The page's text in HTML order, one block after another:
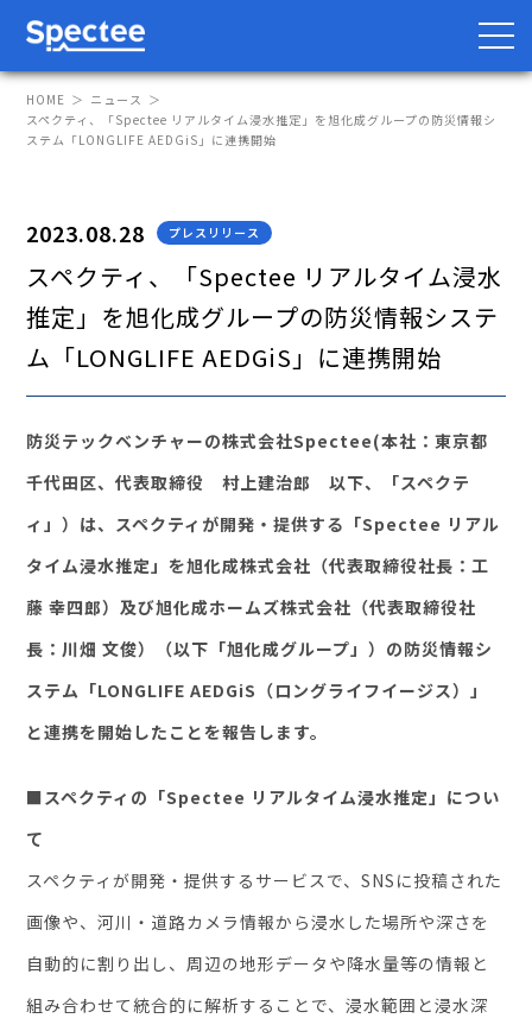
サービス
Spectee Pro
Spectee SCR
スマートリスク管理
レポート
セミナー・イベント
企業情報
経営チーム
会社概要
パートナー
採用情報
お問い合わせ
HOME
ニュース
スペクティ、「Spectee リアルタイム浸水推定」を旭化成グループの防災情報シ
ステム「LONGLIFE AEDGiS」に連携開始
2023.08.28 プレスリリース
スペクティ、「Spectee リアルタイム浸水
推定」を旭化成グループの防災情報システ
ム「LONGLIFE AEDGiS」に連携開始
防災テックベンチャーの株式会社Spectee(本社：東京都
千代⽥区、代表取締役 村上建治郎 以下、「スペクテ
ィ」）は、スペクティが開発・提供する「Spectee リアル
タイム浸水推定」を旭化成株式会社（代表取締役社長：工
藤 幸四郎）及び旭化成ホームズ株式会社（代表取締役社
長：川畑 文俊）（以下「旭化成グループ」）の防災情報シ
ステム「LONGLIFE AEDGiS（ロングライフイージス）」
と連携を開始したことを報告します。
■スペクティの「Spectee リアルタイム浸水推定」につい
て
スペクティが開発・提供するサービスで、SNSに投稿された
画像や、河川・道路カメラ情報から浸水した場所や深さを
自動的に割り出し、周辺の地形データや降水量等の情報と
組み合わせて統合的に解析することで、浸水範囲と浸水深